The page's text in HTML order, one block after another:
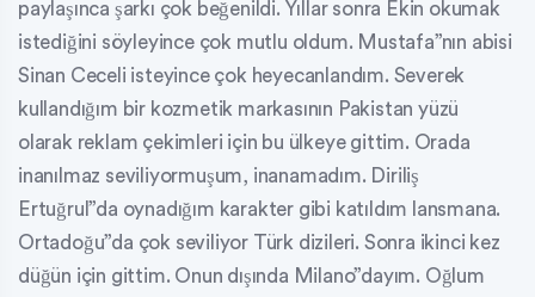
paylaşınca şarkı çok beğenildi. Yıllar sonra Ekin okumak
istediğini söyleyince çok mutlu oldum. Mustafa”nın abisi
Sinan Ceceli isteyince çok heyecanlandım. Severek
kullandığım bir kozmetik markasının Pakistan yüzü
olarak reklam çekimleri için bu ülkeye gittim. Orada
inanılmaz seviliyormuşum, inanamadım. Diriliş
Ertuğrul”da oynadığım karakter gibi katıldım lansmana.
Ortadoğu”da çok seviliyor Türk dizileri. Sonra ikinci kez
düğün için gittim. Onun dışında Milano”dayım. Oğlum